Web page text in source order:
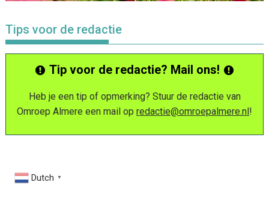
Tips voor de redactie
Tip voor de redactie? Mail ons!
Heb je een tip of opmerking? Stuur de redactie van
Omroep Almere een mail op redactie@omroepalmere.nl!
Dutch ▼